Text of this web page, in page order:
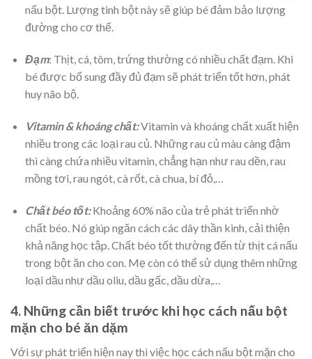
nấu bột. Lượng tinh bột này sẽ giúp bé đảm bảo lượng
đường cho cơ thể.
Đạm: Thịt, cá, tôm, trứng thường có nhiều chất đạm. Khi
bé được bổ sung đầy đủ đạm sẽ phát triển tốt hơn, phát
huy não bộ.
Vitamin & khoáng chất:Vitamin và khoáng chất xuất hiện
nhiều trong các loại rau củ. Những rau củ màu càng đậm
thì càng chứa nhiều vitamin, chẳng hạn như rau dền, rau
mồng tơi, rau ngót, cà rốt, cà chua, bí đỏ,…
Chất béo tốt:Khoảng 60% não của trẻ phát triển nhờ
chất béo. Nó giúp ngăn cách các dây thần kinh, cải thiện
khả năng học tập. Chất béo tốt thường đến từ thịt cá nấu
trong bột ăn cho con. Mẹ còn có thể sử dụng thêm những
loại dầu như dầu oliu, dầu gấc, dầu dừa,…
4. Những cần biết trước khi học cách nấu bột
mặn cho bé ăn dặm
Với sự phát triển hiện nay thì việc học cách nấu bột mặn cho